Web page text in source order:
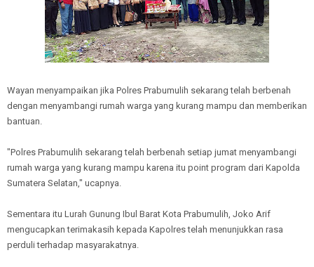
Wayan menyampaikan jika Polres Prabumulih sekarang telah berbenah
dengan menyambangi rumah warga yang kurang mampu dan memberikan
bantuan.
"Polres Prabumulih sekarang telah berbenah setiap jumat menyambangi
rumah warga yang kurang mampu karena itu point program dari Kapolda
Sumatera Selatan," ucapnya.
Sementara itu Lurah Gunung Ibul Barat Kota Prabumulih, Joko Arif
mengucapkan terimakasih kepada Kapolres telah menunjukkan rasa
perduli terhadap masyarakatnya.